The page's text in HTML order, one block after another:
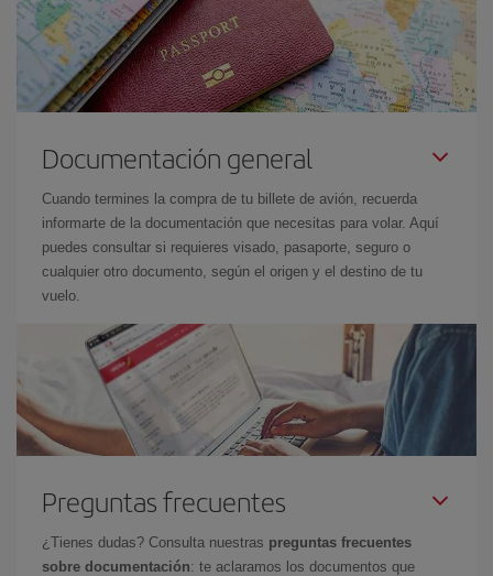
Documentación general
Cuando termines la compra de tu billete de avión, recuerda
informarte de la documentación que necesitas para volar. Aquí
puedes consultar si requieres visado, pasaporte, seguro o
cualquier otro documento, según el origen y el destino de tu
vuelo.
Preguntas frecuentes
¿Tienes dudas? Consulta nuestras preguntas frecuentes
sobre documentación: te aclaramos los documentos que